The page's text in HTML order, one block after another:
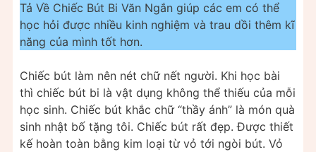
Tả Về Chiếc Bút Bi Văn Ngắn giúp các em có thể
học hỏi được nhiều kinh nghiệm và trau dồi thêm kĩ
năng của mình tốt hơn.
Chiếc bút làm nên nét chữ nết người. Khi học bài
thì chiếc bút bi là vật dụng không thể thiếu của mỗi
học sinh. Chiếc bút khắc chữ “thầy ánh” là món quà
sinh nhật bố tặng tôi. Chiếc bút rất đẹp. Được thiết
kế hoàn toàn bằng kim loại từ vỏ tới ngòi bút. Vỏ